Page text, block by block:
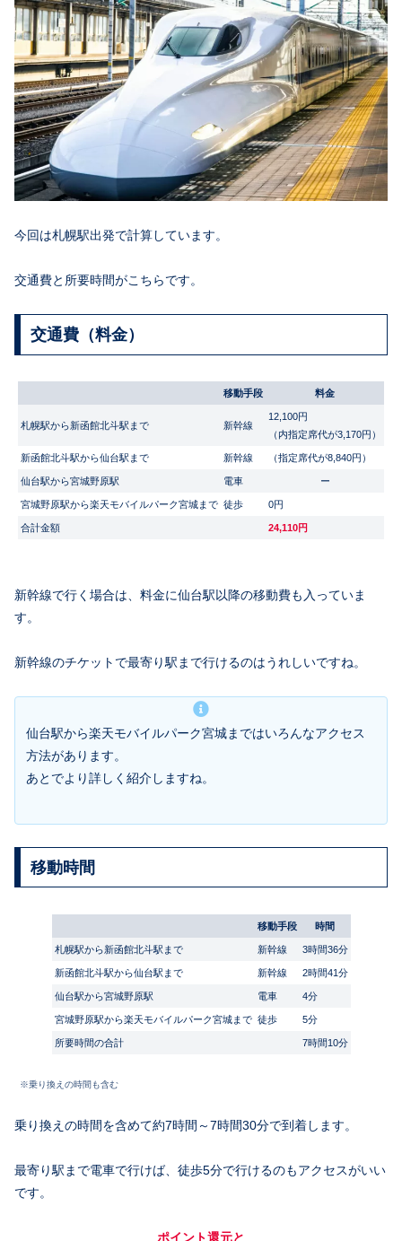
今回は札幌駅出発で計算しています。
交通費と所要時間がこちらです。
交通費（料金）
移動手段 料金
札幌駅から新函館北斗駅まで 新幹線
12,100円
（内指定席代が3,170円）
新函館北斗駅から仙台駅まで 新幹線 （指定席代が8,840円）
仙台駅から宮城野原駅 電車 ー
宮城野原駅から楽天モバイルパーク宮城まで 徒歩 0円
合計金額 24,110円
新幹線で行く場合は、料金に仙台駅以降の移動費も入っていま
す。
新幹線のチケットで最寄り駅まで行けるのはうれしいですね。
仙台駅から楽天モバイルパーク宮城まではいろんなアクセス
方法があります。
あとでより詳しく紹介しますね。
移動時間
移動手段 時間
札幌駅から新函館北斗駅まで 新幹線 3時間36分
新函館北斗駅から仙台駅まで 新幹線 2時間41分
仙台駅から宮城野原駅 電車 4分
宮城野原駅から楽天モバイルパーク宮城まで 徒歩 5分
所要時間の合計 7時間10分
※乗り換えの時間も含む
乗り換えの時間を含めて約7時間～7時間30分で到着します。
最寄り駅まで電車で行けば、徒歩5分で行けるのもアクセスがいい
です。
ポイント還元と